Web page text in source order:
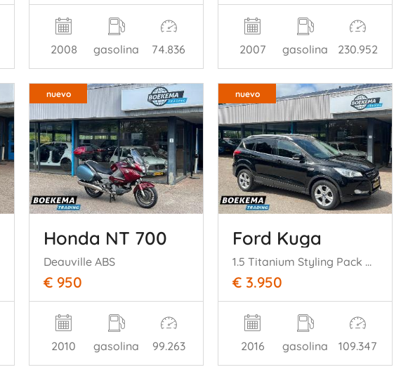
2008 gasolina 74.836 2007 gasolina 230.952
nuevo
Honda NT 700
Deauville ABS
€ 950
2010 gasolina 99.263
nuevo
Ford Kuga
1.5 Titanium Styling Pack Navigatie Cruise Climate Stoelverw.
€ 3.950
2016 gasolina 109.347